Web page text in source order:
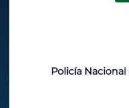
Policía